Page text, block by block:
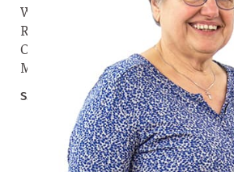
Wenn man an USA denkt, fällt einem
Reichtum als Armut ein. Aber es gibt
Obdachlose oder Benachteiligte dort.
Menschen einzusetzen, ist sehr
S. Annerose Ochs – Schwester der